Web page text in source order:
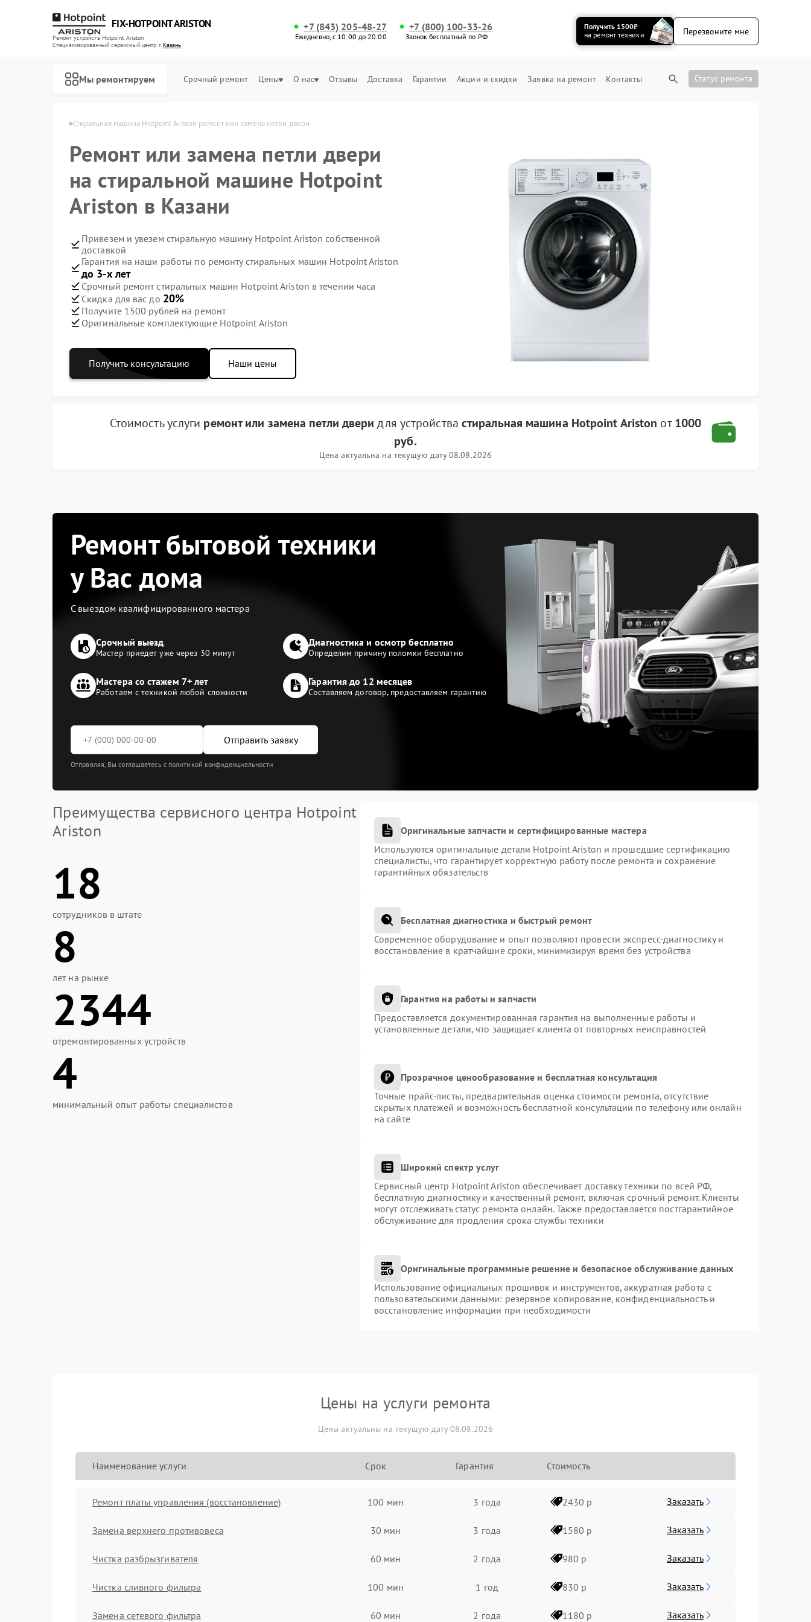
FIX-HOTPOINT ARISTON
Ремонт устройств Hotpoint Ariston
Специализированный cервисный центр г.Казань
+7 (843) 205-48-27
Ежедневно, с 10:00 до 20:00
+7 (800) 100-33-26
Звонок бесплатный по РФ
Получить 1500₽
на ремонт техники
Перезвоните мне
Мы ремонтируем Срочный ремонт Цены О нас Отзывы Доставка Гарантии Акции и скидки Заявка на ремонт Контакты Статус ремонта
Стиральная машина Hotpoint Ariston ремонт или замена петли двери
Ремонт или замена петли двери
на стиральной машине Hotpoint
Ariston в Казани
Привезем и увезем стиральную машину Hotpoint Ariston собственной
доставкой
Гарантия на наши работы по ремонту стиральных машин Hotpoint Ariston
до 3-х лет
Срочный ремонт стиральных машин Hotpoint Ariston в течении часа
Скидка для вас до 20%
Получите 1500 рублей на ремонт
Оригинальные комплектующие Hotpoint Ariston
Получить консультацию Наши цены
Стоимость услуги ремонт или замена петли двери для устройства стиральная машина Hotpoint Ariston от1000
руб.
Цена актуальна на текущую дату 08.08.2026
Ремонт бытовой техники
у Вас дома
С выездом квалифицированного мастера
Срочный выезд
Мастер приедет уже через 30 минут
Диагностика и осмотр бесплатно
Определим причину поломки бесплатно
Мастера со стажем 7+ лет
Работаем с техникой любой сложности
Гарантия до 12 месяцев
Составляем договор, предоставляем гарантию
Отправить заявку
Отправляя, Вы соглашаетесь с политикой конфиденциальности
Преимущества сервисного центра Hotpoint
Ariston
18
сотрудников в штате
8
лет на рынке
2344
отремонтированных устройств
4
минимальный опыт работы специалистов
Оригинальные запчасти и сертифицированные мастера
Используются оригинальные детали Hotpoint Ariston и прошедшие сертификацию
специалисты, что гарантирует корректную работу после ремонта и сохранение
гарантийных обязательств
Бесплатная диагностика и быстрый ремонт
Современное оборудование и опыт позволяют провести экспресс-диагностику и
восстановление в кратчайшие сроки, минимизируя время без устройства
Гарантия на работы и запчасти
Предоставляется документированная гарантия на выполненные работы и
установленные детали, что защищает клиента от повторных неисправностей
Прозрачное ценообразование и бесплатная консультация
Точные прайс-листы, предварительная оценка стоимости ремонта, отсутствие
скрытых платежей и возможность бесплатной консультации по телефону или онлайн
на сайте
Широкий спектр услуг
Сервисный центр Hotpoint Ariston обеспечивает доставку техники по всей РФ,
бесплатную диагностику и качественный ремонт, включая срочный ремонт. Клиенты
могут отслеживать статус ремонта онлайн. Также предоставляется постгарантийное
обслуживание для продления срока службы техники
Оригинальные программные решение и безопасное обслуживание данных
Использование официальных прошивок и инструментов, аккуратная работа с
пользовательскими данными: резервное копирование, конфиденциальность и
восстановление информации при необходимости
Цены на услуги ремонта
Цены актуальны на текущую дату 08.08.2026
Наименование услуги Срок Гарантия Стоимость
Ремонт платы управления (восстановление) 100 мин 3 года 2430 р Заказать
Замена верхнего противовеса 30 мин 3 года 1580 р Заказать
Чистка разбрызгивателя 60 мин 2 года 980 р Заказать
Чистка сливного фильтра 100 мин 1 год 830 р Заказать
Замена сетевого фильтра 60 мин 2 года 1180 р Заказать